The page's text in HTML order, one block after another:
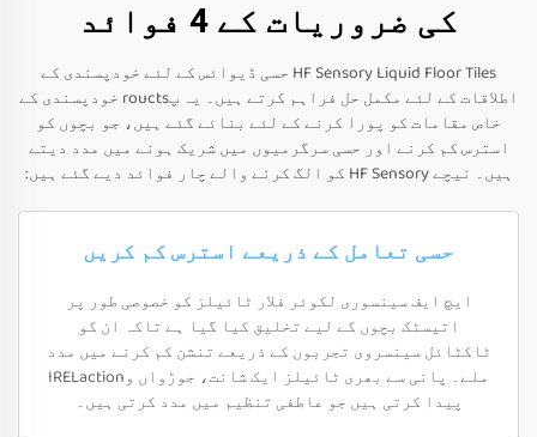
کی ضروریات کے 4 فوائد
HF Sensory Liquid Floor Tiles حسی ڈیوائس کے لئے خودپسندی کے
اطلاقات کے لئے مکمل حل فراہم کرتے ہیں۔ یہ پroucts خودپسندی کے
خاص مقامات کو پورا کرنے کے لئے بنائے گئے ہیں، جو بچوں کو
استرس کم کرنے اور حسی سرگرمیوں میں شریک ہونے میں مدد دیتے
ہیں۔ نیچے HF Sensory کو الگ کرنے والے چار فوائد دیے گئے ہیں:
حسی تعامل کے ذریعے استرس کم کریں
ایچ ایف سینسوری لکوئر فلار ٹائیلز کو خصوصی طور پر
اتیسٹک بچوں کے لیے تخلیق کیا گیا ہے تاکہ ان کو
ٹاکٹائل سینسروی تجربوں کے ذریعے تنشن کم کرنے میں مدد
ملے۔ پانی سے بھری ٹائیلز ایک شانت، جوڑواں وIRELaction
پیدا کرتی ہیں جو عاطفی تنظیم میں مدد کرتی ہیں۔